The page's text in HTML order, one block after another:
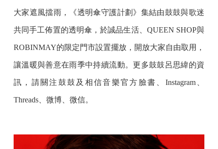
大家遮風擋雨，《透明傘守護計劃》集結由鼓鼓與歌迷
共同手工佈置的透明傘，於誠品生活、QUEEN SHOP與
ROBINMAY的限定門市設置擺放，開放大家自由取用，
讓溫暖與善意在雨季中持續流動。更多鼓鼓呂思緯的資
訊，請關注鼓鼓及相信音樂官方臉書、Instagram、
Threads、微博、微信。